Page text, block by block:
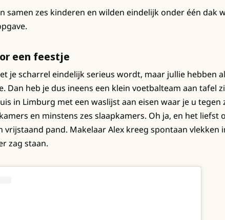
samen zes kinderen en wilden eindelijk onder één dak
een feestje
je scharrel eindelijk serieus wordt, maar jullie hebben
Dan heb je dus ineens een klein voetbalteam aan tafel
in Limburg met een waslijst aan eisen waar je u tegen
en minstens zes slaapkamers. Oh ja, en het liefst
vrijstaand pand. Makelaar Alex kreeg spontaan vlekken
zag staan.